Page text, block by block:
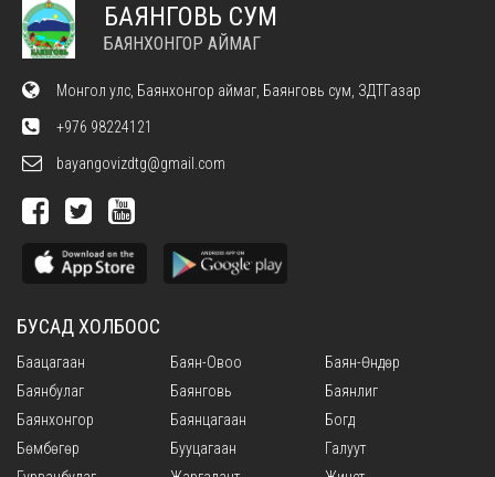
БАЯНГОВЬ СУМ
БАЯНХОНГОР АЙМАГ
Монгол улс, Баянхонгор аймаг, Баянговь сум, ЗДТГазар
+976 98224121
bayangovizdtg@gmail.com
БУСАД ХОЛБООС
Баацагаан Баян-Овоо
Баян-Өндөр
Баянбулаг
Баянговь
Баянлиг
Баянхонгор
Баянцагаан
Богд
Бөмбөгөр
Бууцагаан
Галуут